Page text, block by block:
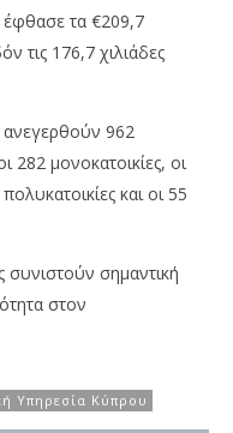
τα €209,7
τις 176,7 χιλιάδες
ανεγερθούν 962
282 μονοκατοικίες, οι
και οι 55
συνιστούν σημαντική
στον
Υπηρεσία Κύπρου